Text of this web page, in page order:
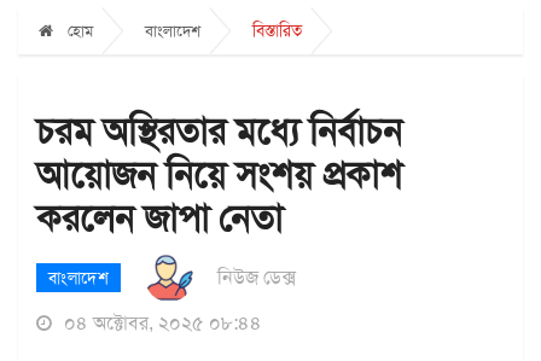
হোম বাংলাদেশ বিস্তারিত
চরম অস্থিরতার মধ্যে নির্বাচন
আয়োজন নিয়ে সংশয় প্রকাশ
করলেন জাপা নেতা
বাংলাদেশ
নিউজ ডেক্স
০৪ অক্টোবর, ২০২৫ ০৮:৪৪